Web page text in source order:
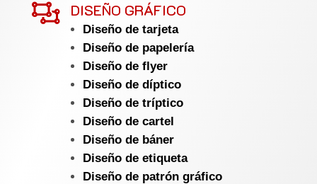
 DISEÑO GRÁFICO
Diseño de tarjeta
Diseño de papelería
Diseño de flyer
Diseño de díptico
Diseño de tríptico
Diseño de cartel
Diseño de báner
Diseño de etiqueta
Diseño de patrón gráfico